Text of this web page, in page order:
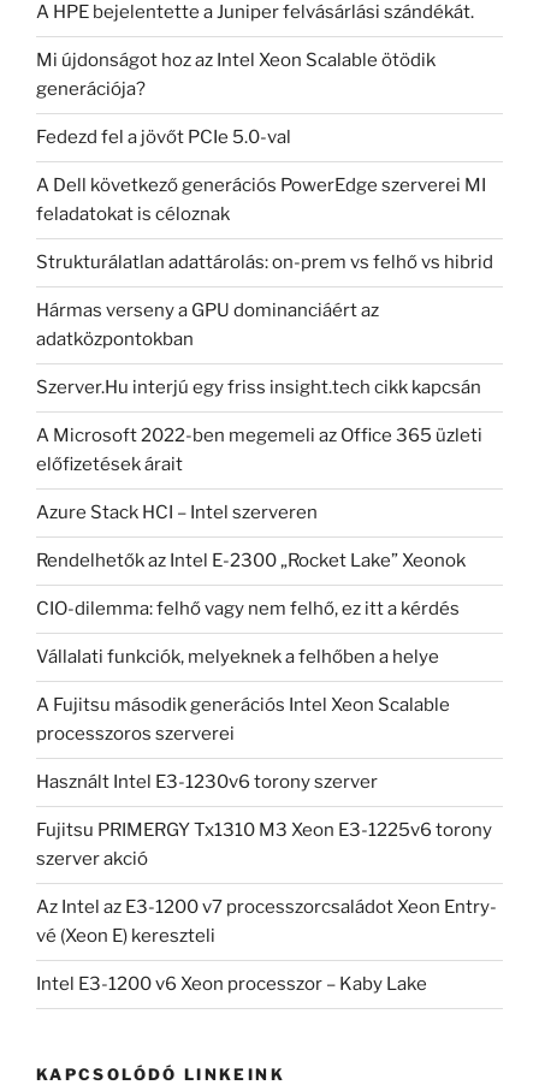
A HPE bejelentette a Juniper felvásárlási szándékát.
Mi újdonságot hoz az Intel Xeon Scalable ötödik
generációja?
Fedezd fel a jövőt PCIe 5.0-val
A Dell következő generációs PowerEdge szerverei MI
feladatokat is céloznak
Strukturálatlan adattárolás: on-prem vs felhő vs hibrid
Hármas verseny a GPU dominanciáért az
adatközpontokban
Szerver.Hu interjú egy friss insight.tech cikk kapcsán
A Microsoft 2022-ben megemeli az Office 365 üzleti
előfizetések árait
Azure Stack HCI – Intel szerveren
Rendelhetők az Intel E-2300 „Rocket Lake” Xeonok
CIO-dilemma: felhő vagy nem felhő, ez itt a kérdés
Vállalati funkciók, melyeknek a felhőben a helye
A Fujitsu második generációs Intel Xeon Scalable
processzoros szerverei
Használt Intel E3-1230v6 torony szerver
Fujitsu PRIMERGY Tx1310 M3 Xeon E3-1225v6 torony
szerver akció
Az Intel az E3-1200 v7 processzorcsaládot Xeon Entry-
vé (Xeon E) kereszteli
Intel E3-1200 v6 Xeon processzor – Kaby Lake
KAPCSOLÓDÓ LINKEINK